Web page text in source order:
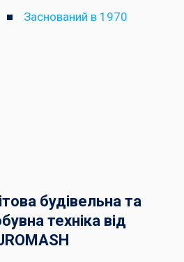
Заснований в 1970
будівельна та
техніка від